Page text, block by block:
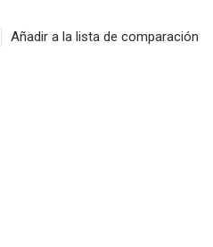
Añadir a la lista de comparación